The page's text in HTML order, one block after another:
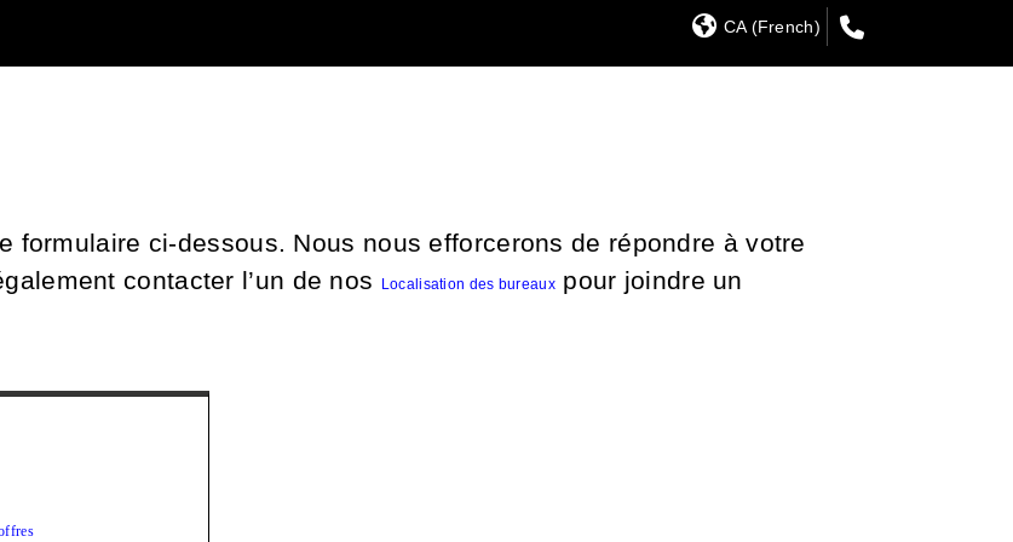
CA (French)
formulaire ci-dessous. Nous nous efforcerons de répondre à votre
contacter l’un de nos
Localisation des bureauxpour joindre un